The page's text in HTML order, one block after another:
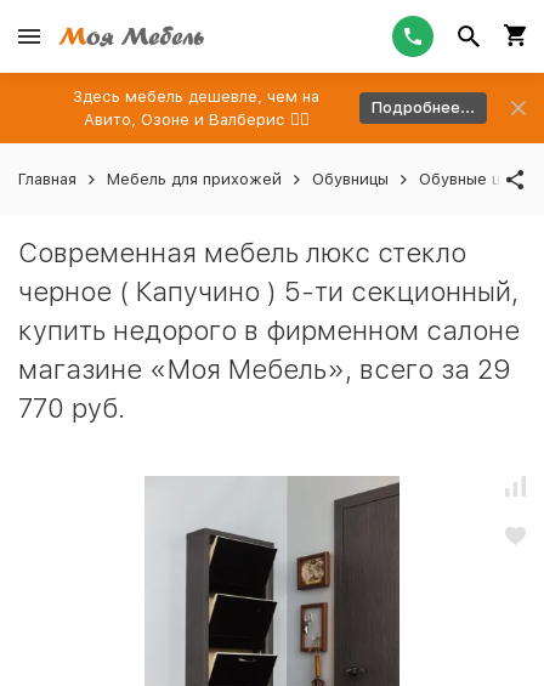
Здесь мебель дешевле, чем на
Авито, Озоне и Валберис 👉🏻
Подробнее...
Главная Мебель для прихожей Обувницы Обувные
Современная мебель люкс стекло
черное ( Капучино ) 5-ти секционный,
купить недорого в фирменном салоне
магазине «Моя Мебель», всего за 29
770 руб.